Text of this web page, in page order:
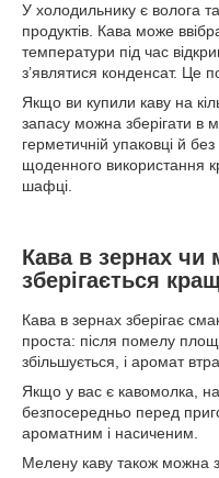
У холодильнику є волога
продуктів. Кава може
температури під час
з’являтися конденсат. Це
Якщо ви купили каву на
запасу можна зберігати в
герметичній упаковці й
щоденного використання
шафці.
Кава в зернах
зберігається
Кава в зернах зберігає
проста: після помелу
збільшується, і аромат
Якщо у вас є кавомолка,
безпосередньо перед
ароматним і насиченим.
Мелену каву також можна